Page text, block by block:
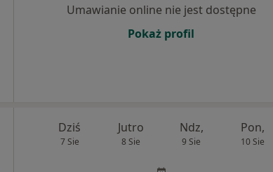
Umawianie online nie jest dostępne
Pokaż profil
Dziś
7 Sie
Jutro
8 Sie
Ndz,
9 Sie
Pon,
10 Sie